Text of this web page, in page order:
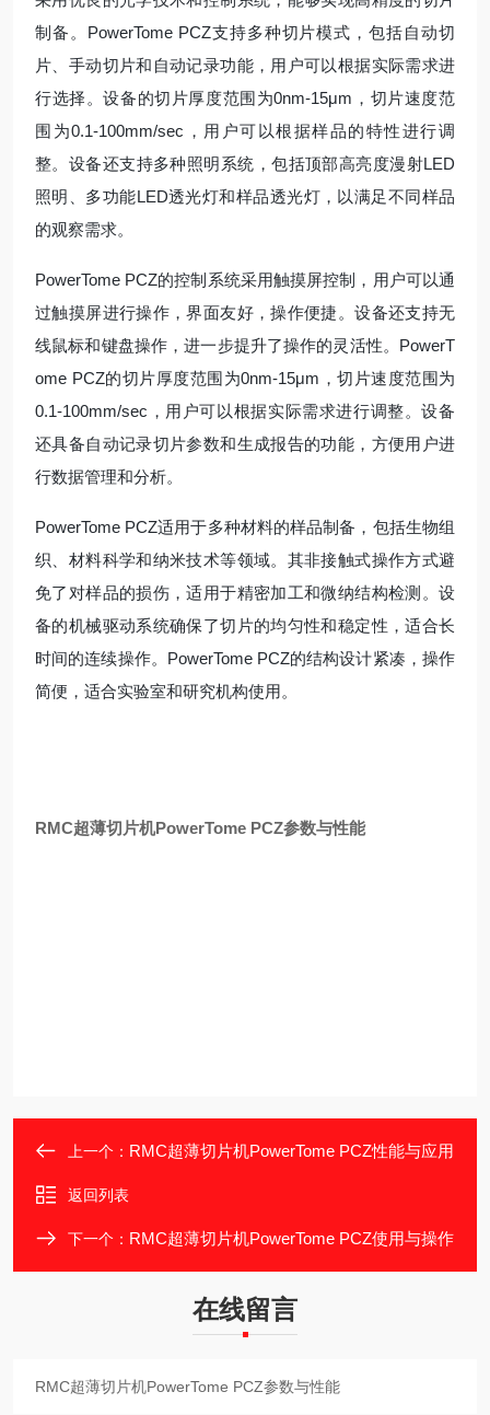
制备。PowerTome PCZ支持多种切片模式，包括自动切
片、手动切片和自动记录功能，用户可以根据实际需求进
行选择。设备的切片厚度范围为0nm-15μm，切片速度范
围为0.1-100mm/sec，用户可以根据样品的特性进行调
整。设备还支持多种照明系统，包括顶部高亮度漫射LED
照明、多功能LED透光灯和样品透光灯，以满足不同样品
的观察需求。
PowerTome PCZ的控制系统采用触摸屏控制，用户可以通
过触摸屏进行操作，界面友好，操作便捷。设备还支持无
线鼠标和键盘操作，进一步提升了操作的灵活性。PowerT
ome PCZ的切片厚度范围为0nm-15μm，切片速度范围为
0.1-100mm/sec，用户可以根据实际需求进行调整。设备
还具备自动记录切片参数和生成报告的功能，方便用户进
行数据管理和分析。
PowerTome PCZ适用于多种材料的样品制备，包括生物组
织、材料科学和纳米技术等领域。其非接触式操作方式避
免了对样品的损伤，适用于精密加工和微纳结构检测。设
备的机械驱动系统确保了切片的均匀性和稳定性，适合长
时间的连续操作。PowerTome PCZ的结构设计紧凑，操作
简便，适合实验室和研究机构使用。
RMC超薄切片机PowerTome PCZ参数与性能
上一个： RMC超薄切片机PowerTome PCZ性能与应用
返回列表
下一个： RMC超薄切片机PowerTome PCZ使用与操作
在线留言